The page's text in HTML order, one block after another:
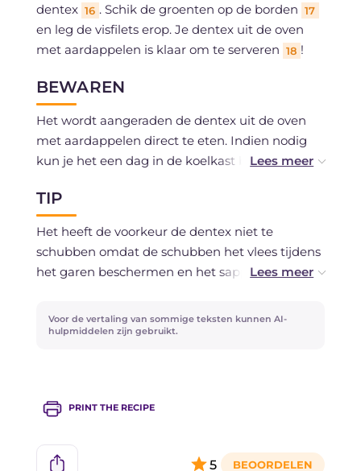
dentex 16 . Schik de groenten op de borden 17
en leg de visfilets erop. Je dentex uit de oven
met aardappelen is klaar om te serveren 18 !
BEWAREN
Het wordt aangeraden de dentex uit de oven
met aardappelen direct te eten. Indien nodig
kun je het een dag in de koelkast bewaren.
Invriezen wordt afgeraden.
TIP
Het heeft de voorkeur de dentex niet te
schubben omdat de schubben het vlees tijdens
het garen beschermen en het sappiger
Voor de vertaling van sommige teksten kunnen AI-
hulpmiddelen zijn gebruikt.
PRINT THE RECIPE
5